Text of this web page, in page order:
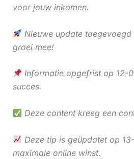
voor jouw inkomen.
Nieuwe update
groei mee!
Informatie opgefrist op 12-
succes.
Deze content kreeg een
Deze tip is geüpdatet op
maximale online winst.